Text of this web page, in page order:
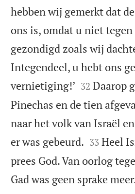
hebben wij gemerkt dat
ons is, omdat u niet tegen
gezondigd zoals wij
Integendeel, u hebt ons
vernietiging!’ 

32 Daarop
Pinechas en de tien
naar het volk van Israël
er was gebeurd. 

33 Heel
prees God. Van oorlog
Gad was geen sprake